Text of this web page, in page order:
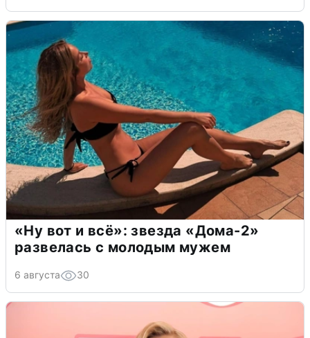
«Ну вот и всё»: звезда «Дома-2»
развелась с молодым мужем
6 августа 30